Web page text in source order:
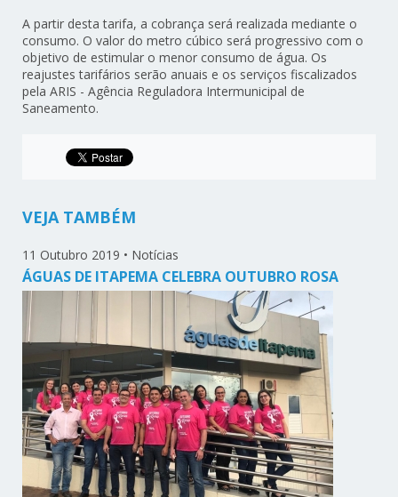
A partir desta tarifa, a cobrança será realizada mediante o
consumo. O valor do metro cúbico será progressivo com o
objetivo de estimular o menor consumo de água. Os
reajustes tarifários serão anuais e os serviços fiscalizados
pela ARIS - Agência Reguladora Intermunicipal de
Saneamento.
VEJA TAMBÉM
11 Outubro 2019 • Notícias
ÁGUAS DE ITAPEMA CELEBRA OUTUBRO ROSA